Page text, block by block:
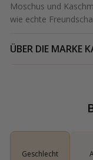
Moschus und
wie echte
ÜBER DIE MARKE
Geschlecht